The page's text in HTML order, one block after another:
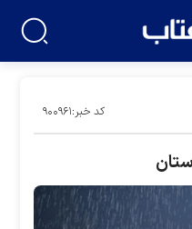
کد خبر:۹۰۰۹۶۱